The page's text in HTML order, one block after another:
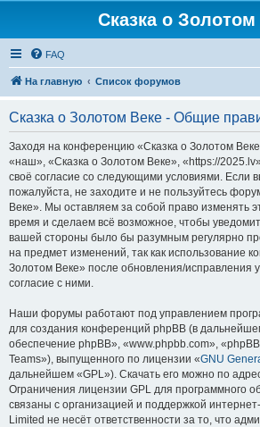
Сказка о Золотом
FAQ
На главную Список форумов
Сказка о Золотом Веке - Общие
Заходя на конференцию «Сказка о Золотом
«наш», «Сказка о Золотом Веке», «https://
своё согласие со следующими условиями. Если
пожалуйста, не заходите и не пользуйтесь
Веке». Мы оставляем за собой право изменять
время и сделаем всё возможное, чтобы
вашей стороны было бы разумным регулярно
на предмет изменений, так как использование
Золотом Веке» после обновления/исправления
согласие с ними.
Наши форумы работают под управлением
для создания конференций phpBB (в
обеспечение phpBB», «www.phpbb.com»,
Teams»), выпущенного по лицензии «GNU
дальнейшем «GPL»). Скачать его можно по
Ограничения лицензии GPL для программного
связаны с организацией и поддержкой
Limited не несёт ответственности за то, что